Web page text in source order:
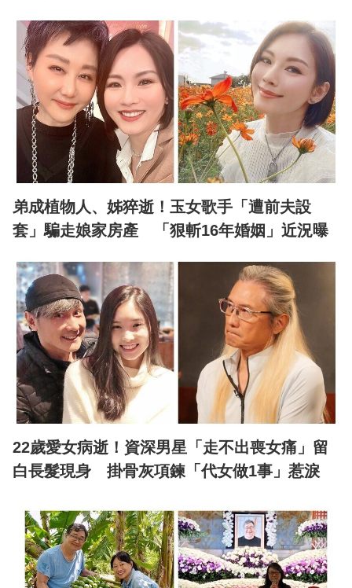
弟成植物人、姊猝逝！玉女歌手「遭前夫設
套」騙走娘家房產 「狠斬16年婚姻」近況曝
22歲愛女病逝！資深男星「走不出喪女痛」留
白長髮現身 掛骨灰項鍊「代女做1事」惹淚